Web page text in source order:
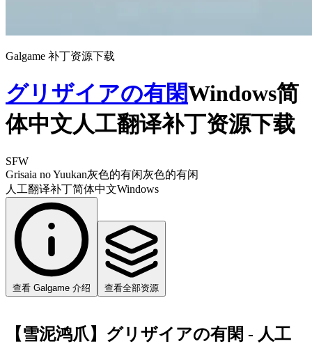
Galgame 补丁资源下载
グリザイアの有閑Windows简
体中文人工翻译补丁资源下载
SFW
Grisaia no Yuukan灰色的有闲灰色的有闲
人工翻译补丁简体中文Windows
查看 Galgame 介绍 查看全部资源
【雪泥鸿爪】グリザイアの有閑 - 人工